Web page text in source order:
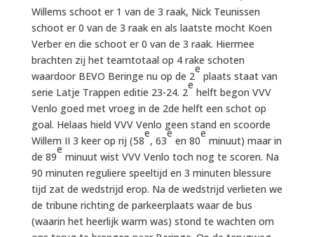
Willems schoot er 1 van de 3 raak, Nick Teunissen
schoot er 0 van de 3 raak en als laatste mocht Koen
Verber en die schoot er 0 van de 3 raak. Hiermee
brachten zij het teamtotaal op 4 rake schoten
waardoor BEVO Beringe nu op de 2
e
plaats staat van
serie Latje Trappen editie 23-24. 2
e
helft begon VVV
Venlo goed met vroeg in de 2de helft een schot op
goal. Helaas hield VVV Venlo geen stand en scoorde
Willem II 3 keer op rij (58
e
, 63
e
en 80
e
minuut) maar in
de 89
e
minuut wist VVV Venlo toch nog te scoren. Na
90 minuten reguliere speeltijd en 3 minuten blessure
tijd zat de wedstrijd erop. Na de wedstrijd verlieten we
de tribune richting de parkeerplaats waar de bus
(waarin het heerlijk warm was) stond te wachten om